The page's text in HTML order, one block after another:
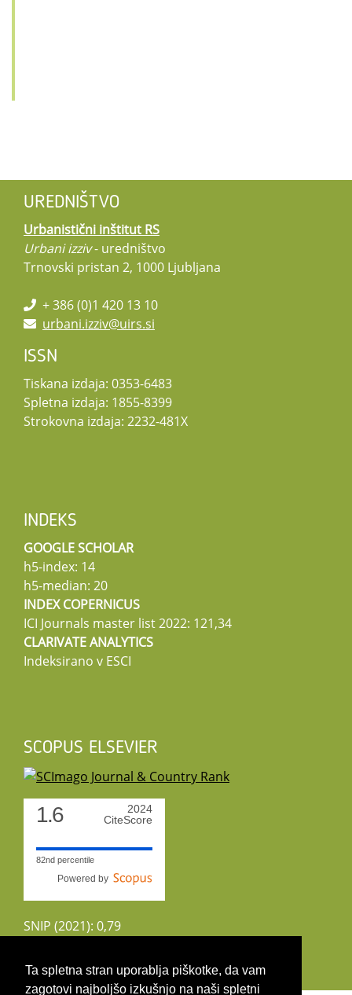
Ta spletna stran uporablja piškotke, da vam
zagotovi najboljšo izkušnjo na naši spletni
UREDNIŠTVO
Urbanistični inštitut RS
Urbani izziv- uredništvo
Trnovski pristan 2, 1000 Ljubljana
+ 386 (0)1 420 13 10
urbani.izziv@uirs.si
ISSN
Tiskana izdaja: 0353-6483
Spletna izdaja: 1855-8399
Strokovna izdaja: 2232-481X
INDEKS
GOOGLE SCHOLAR
h5-index: 14
h5-median: 20
INDEX COPERNICUS
ICI Journals master list 2022: 121,34
CLARIVATE ANALYTICS
Indeksirano v ESCI
SCOPUS ELSEVIER
1.6
2024
CiteScore
82nd percentile
Powered by
SNIP (2021): 0,79